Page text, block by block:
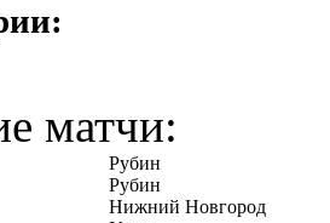
матчи:
Рубин
Рубин
Нижний Новгород